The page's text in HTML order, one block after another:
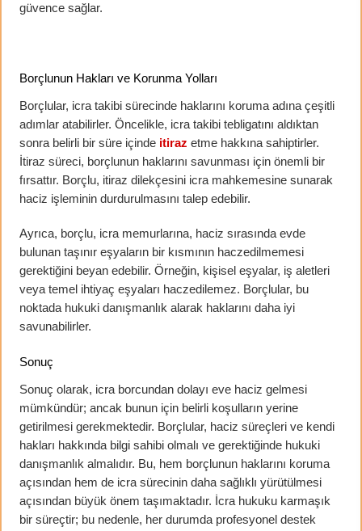
güvence sağlar.
Borçlunun Hakları ve Korunma Yolları
Borçlular, icra takibi sürecinde haklarını koruma adına çeşitli
adımlar atabilirler. Öncelikle, icra takibi tebligatını aldıktan
sonra belirli bir süre içinde itiraz etme hakkına sahiptirler.
İtiraz süreci, borçlunun haklarını savunması için önemli bir
fırsattır. Borçlu, itiraz dilekçesini icra mahkemesine sunarak
haciz işleminin durdurulmasını talep edebilir.
Ayrıca, borçlu, icra memurlarına, haciz sırasında evde
bulunan taşınır eşyaların bir kısmının haczedilmemesi
gerektiğini beyan edebilir. Örneğin, kişisel eşyalar, iş aletleri
veya temel ihtiyaç eşyaları haczedilemez. Borçlular, bu
noktada hukuki danışmanlık alarak haklarını daha iyi
savunabilirler.
Sonuç
Sonuç olarak, icra borcundan dolayı eve haciz gelmesi
mümkündür; ancak bunun için belirli koşulların yerine
getirilmesi gerekmektedir. Borçlular, haciz süreçleri ve kendi
hakları hakkında bilgi sahibi olmalı ve gerektiğinde hukuki
danışmanlık almalıdır. Bu, hem borçlunun haklarını koruma
açısından hem de icra sürecinin daha sağlıklı yürütülmesi
açısından büyük önem taşımaktadır. İcra hukuku karmaşık
bir süreçtir; bu nedenle, her durumda profesyonel destek